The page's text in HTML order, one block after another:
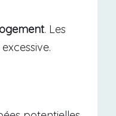
. Les